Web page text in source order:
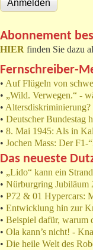
Abonnement
HIER finden Sie dazu
Fernschreiber-
• Auf Flügeln von
• „Wild. Verwegen.“ -
•
• Deutscher Bundestag
• 8. Mai 1945: Als in
• Jochen Mass: Der F1-
Das neueste
• „Lido“ kann ein
• Nürburgring Jubiläum
• P72 & 01 Hypercars:
• Entwicklung hin zur
• Beispiel dafür, warum
• Ola kann’s nicht! -
• Die heile Welt des